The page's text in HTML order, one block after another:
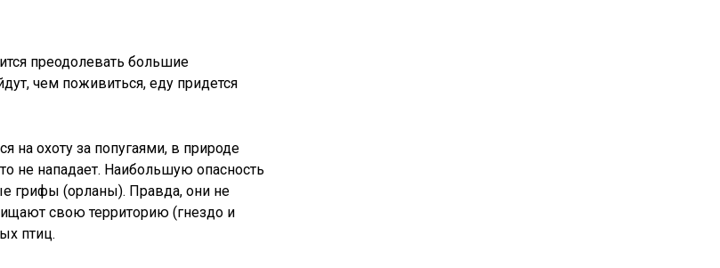
преодолевать большие
чем поживиться, еду придется
на охоту за попугаями, в природе
не нападает. Наибольшую опасность
грифы (орланы). Правда, они не
свою территорию (гнездо и
птиц.